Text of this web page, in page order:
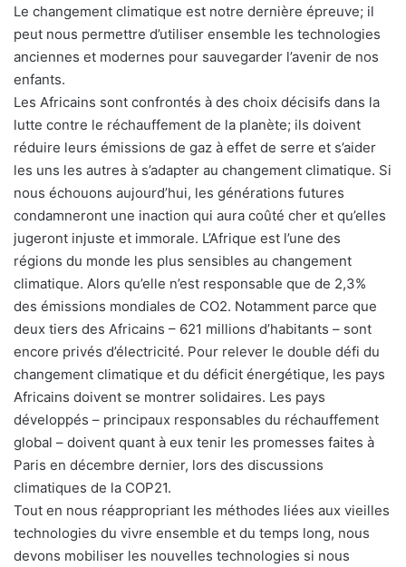
Le changement climatique est notre dernière épreuve; il
peut nous permettre d’utiliser ensemble les technologies
anciennes et modernes pour sauvegarder l’avenir de nos
enfants.
Les Africains sont confrontés à des choix décisifs dans la
lutte contre le réchauffement de la planète; ils doivent
réduire leurs émissions de gaz à effet de serre et s’aider
les uns les autres à s’adapter au changement climatique. Si
nous échouons aujourd’hui, les générations futures
condamneront une inaction qui aura coûté cher et qu’elles
jugeront injuste et immorale. L’Afrique est l’une des
régions du monde les plus sensibles au changement
climatique. Alors qu’elle n’est responsable que de 2,3%
des émissions mondiales de CO2. Notamment parce que
deux tiers des Africains – 621 millions d’habitants – sont
encore privés d’électricité. Pour relever le double défi du
changement climatique et du déficit énergétique, les pays
Africains doivent se montrer solidaires. Les pays
développés – principaux responsables du réchauffement
global – doivent quant à eux tenir les promesses faites à
Paris en décembre dernier, lors des discussions
climatiques de la COP21.
Tout en nous réappropriant les méthodes liées aux vieilles
technologies du vivre ensemble et du temps long, nous
devons mobiliser les nouvelles technologies si nous